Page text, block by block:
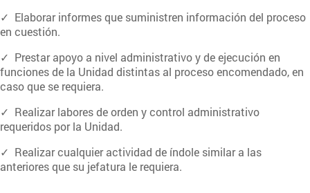
✓ Elaborar informes que suministren información del proceso
en cuestión.
✓ Prestar apoyo a nivel administrativo y de ejecución en
funciones de la Unidad distintas al proceso encomendado, en
caso que se requiera.
✓ Realizar labores de orden y control administrativo
requeridos por la Unidad.
✓ Realizar cualquier actividad de índole similar a las
anteriores que su jefatura le requiera.